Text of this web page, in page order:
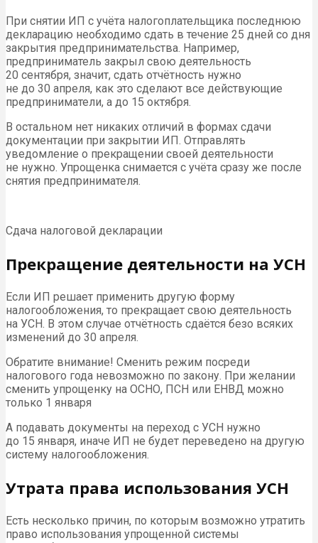
При снятии ИП с учёта налогоплательщика последнюю
декларацию необходимо сдать в течение 25 дней со дня
закрытия предпринимательства. Например,
предприниматель закрыл свою деятельность
20 сентября, значит, сдать отчётность нужно
не до 30 апреля, как это сделают все действующие
предприниматели, а до 15 октября.
В остальном нет никаких отличий в формах сдачи
документации при закрытии ИП. Отправлять
уведомление о прекращении своей деятельности
не нужно. Упрощенка снимается с учёта сразу же после
снятия предпринимателя.
Сдача налоговой декларации
Прекращение деятельности на УСН
Если ИП решает применить другую форму
налогообложения, то прекращает свою деятельность
на УСН. В этом случае отчётность сдаётся безо всяких
изменений до 30 апреля.
Обратите внимание! Сменить режим посреди
налогового года невозможно по закону. При желании
сменить упрощенку на ОСНО, ПСН или ЕНВД можно
только 1 января
А подавать документы на переход с УСН нужно
до 15 января, иначе ИП не будет переведено на другую
систему налогообложения.
Утрата права использования УСН
Есть несколько причин, по которым возможно утратить
право использования упрощенной системы